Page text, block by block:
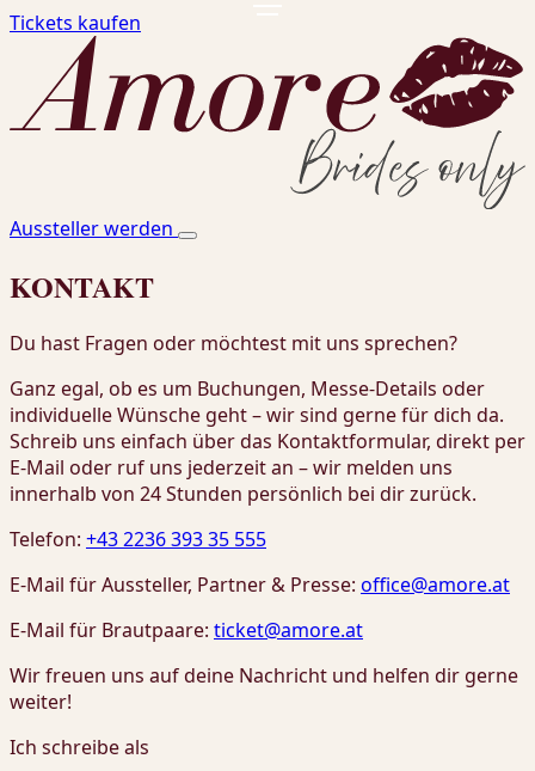
Tickets kaufen
Aussteller werden
KONTAKT
Du hast Fragen oder möchtest mit uns sprechen?
Ganz egal, ob es um Buchungen, Messe-Details oder
individuelle Wünsche geht – wir sind gerne für dich da.
Schreib uns einfach über das Kontaktformular, direkt per
E-Mail oder ruf uns jederzeit an – wir melden uns
innerhalb von 24 Stunden persönlich bei dir zurück.
Telefon: +43 2236 393 35 555
E-Mail für Aussteller, Partner & Presse: office@amore.at
E-Mail für Brautpaare: ticket@amore.at
Wir freuen uns auf deine Nachricht und helfen dir gerne
weiter!
Ich schreibe als